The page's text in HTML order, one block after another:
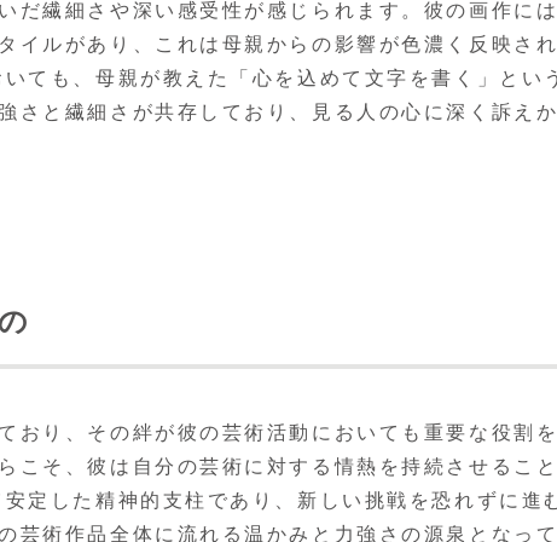
だ繊細さや深い感受性が感じられます。彼の画作には
イルがあり、これは母親からの影響が色濃く反映され
ても、母親が教えた「心を込めて文字を書く」という
さと繊細さが共存しており、見る人の心に深く訴え
おり、その絆が彼の芸術活動においても重要な役割
こそ、彼は自分の芸術に対する情熱を持続させるこ
定した精神的支柱であり、新しい挑戦を恐れずに進
芸術作品全体に流れる温かみと力強さの源泉となっ